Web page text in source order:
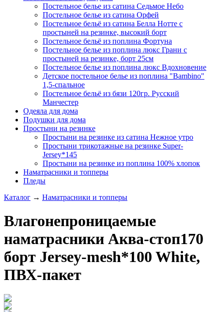
Постельное белье из сатина Седьмое Небо
Постельное белье из сатина Орфей
Постельное бельё из сатина Белла Нотте с
простыней на резинке, высокий борт
Постельное бельё из поплина Фортуна
Постельное белье из поплина люкс Грани с
простыней на резинке, борт 25см
Постельное белье из поплина люкс Вдохновение
Детское постельное белье из поплина "Bambino"
1,5-спальное
Постельное бельё из бязи 120гр. Русский
Манчестер
Одеяла для дома
Подушки для дома
Простыни на резинке
Простыни на резинке из сатина Нежное утро
Простыни трикотажные на резинке Super-
Jersey*145
Простыни на резинке из поплина 100% хлопок
Наматрасники и топперы
Пледы
Каталог → Наматрасники и топперы
Влагонепроницаемые
наматрасники Аква-стоп170
борт Jersey-mesh*100 White,
ПВХ-пакет